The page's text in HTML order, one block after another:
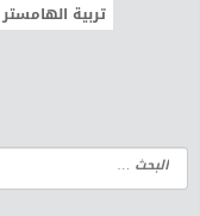
تربية الهامستر